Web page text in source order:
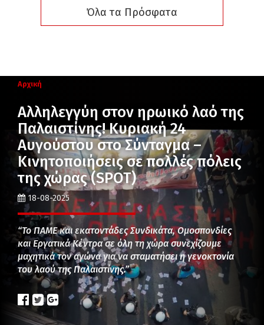
Όλα τα Πρόσφατα
Αρχική
Αλληλεγγύη στον ηρωικό λαό της
Παλαιστίνης! Κυριακή 24
Αυγούστου στο Σύνταγμα –
Κινητοποιήσεις σε πολλές πόλεις
της χώρας (SPOT)
18-08-2025
“Το ΠΑΜΕ και εκατοντάδες Συνδικάτα, Ομοσπονδίες
και Εργατικά Κέντρα σε όλη τη χώρα συνεχίζουμε
μαχητικά τον αγώνα για να σταματήσει η γενοκτονία
του λαού της Παλαιστίνης.”